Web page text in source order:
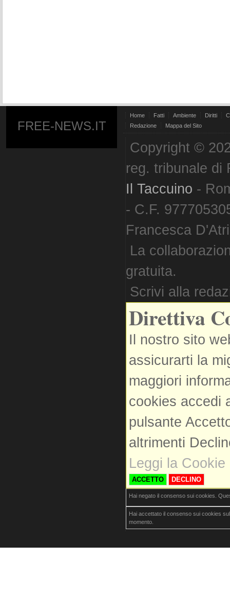
FREE-NEWS.IT
Home Fatti Ambiente Diritti
Redazione
Mappa del Sito
Copyright ©
reg. tribunale di
Il Taccuino -
- C.F.
Francesca
La
gratuita.
Scrivi alla
Direttiva
Il nostro sito
assicurarti la
maggiori
cookies accedi
pulsante
altrimenti
Leggi la Cookie
ACCETTO DECLINO
Hai negato il consenso sui cookies.
Hai accettato il consenso sui cookies
momento.